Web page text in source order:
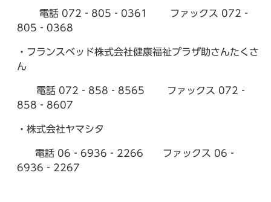
電話 072‐805‐0361 ファックス 072‐
805‐0368
・フランスベッド株式会社健康福祉プラザ助さんたくさ
ん
電話 072‐858‐8565 ファックス 072‐
858‐8607
・株式会社ヤマシタ
電話 06‐6936‐2266 ファックス 06‐
6936‐2267